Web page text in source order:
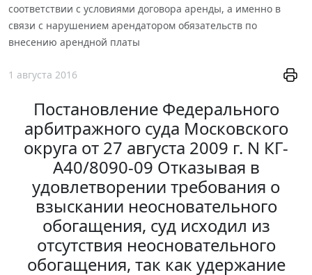
соответствии с условиями договора аренды, а именно в
связи с нарушением арендатором обязательств по
внесению арендной платы
1 августа 2016
Постановление Федерального
арбитражного суда Московского
округа от 27 августа 2009 г. N КГ-
А40/8090-09 Отказывая в
удовлетворении требования о
взыскании неосновательного
обогащения, суд исходил из
отсутствия неосновательного
обогащения, так как удержание